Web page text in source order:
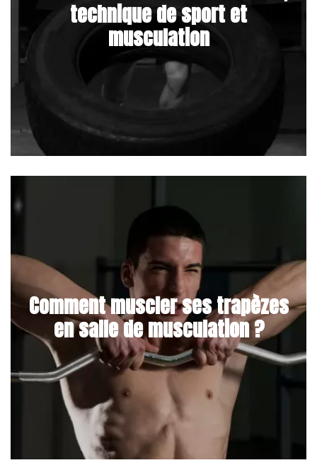
technique de sport et
musculation
Comment muscler ses trapèzes
en salle de musculation ?